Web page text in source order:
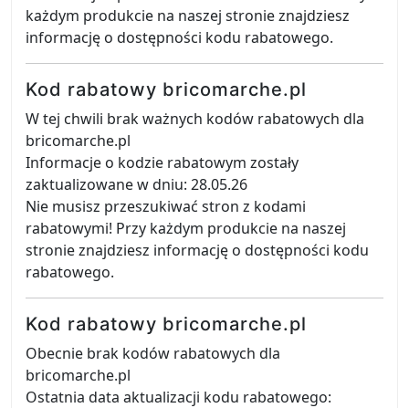
każdym produkcie na naszej stronie znajdziesz
informację o dostępności kodu rabatowego.
Kod rabatowy bricomarche.pl
W tej chwili brak ważnych kodów rabatowych dla
bricomarche.pl
Informacje o kodzie rabatowym zostały
zaktualizowane w dniu: 28.05.26
Nie musisz przeszukiwać stron z kodami
rabatowymi! Przy każdym produkcie na naszej
stronie znajdziesz informację o dostępności kodu
rabatowego.
Kod rabatowy bricomarche.pl
Obecnie brak kodów rabatowych dla
bricomarche.pl
Ostatnia data aktualizacji kodu rabatowego: